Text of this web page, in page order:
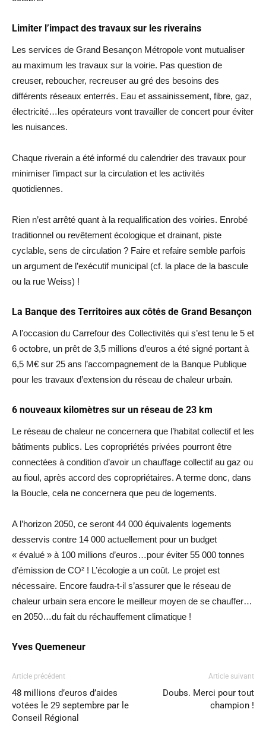
Limiter l’impact des travaux sur les riverains
Les services de Grand Besançon Métropole vont mutualiser
au maximum les travaux sur la voirie. Pas question de
creuser, reboucher, recreuser au gré des besoins des
différents réseaux enterrés. Eau et assainissement, fibre, gaz,
électricité…les opérateurs vont travailler de concert pour éviter
les nuisances.
Chaque riverain a été informé du calendrier des travaux pour
minimiser l’impact sur la circulation et les activités
quotidiennes.
Rien n’est arrêté quant à la requalification des voiries. Enrobé
traditionnel ou revêtement écologique et drainant, piste
cyclable, sens de circulation ? Faire et refaire semble parfois
un argument de l’exécutif municipal (cf. la place de la bascule
ou la rue Weiss) !
La Banque des Territoires aux côtés de Grand Besançon
A l’occasion du Carrefour des Collectivités qui s’est tenu le 5 et
6 octobre, un prêt de 3,5 millions d’euros a été signé portant à
6,5 M€ sur 25 ans l’accompagnement de la Banque Publique
pour les travaux d’extension du réseau de chaleur urbain.
6 nouveaux kilomètres sur un réseau de 23 km
Le réseau de chaleur ne concernera que l’habitat collectif et les
bâtiments publics. Les copropriétés privées pourront être
connectées à condition d’avoir un chauffage collectif au gaz ou
au fioul, après accord des copropriétaires. A terme donc, dans
la Boucle, cela ne concernera que peu de logements.
A l’horizon 2050, ce seront 44 000 équivalents logements
desservis contre 14 000 actuellement pour un budget
« évalué » à 100 millions d’euros…pour éviter 55 000 tonnes
d’émission de CO² ! L’écologie a un coût. Le projet est
nécessaire. Encore faudra-t-il s’assurer que le réseau de
chaleur urbain sera encore le meilleur moyen de se chauffer…
en 2050…du fait du réchauffement climatique !
Yves Quemeneur
Article précédent
48 millions d’euros d’aides
votées le 29 septembre par le
Conseil Régional
Article suivant
Doubs. Merci pour tout
champion !